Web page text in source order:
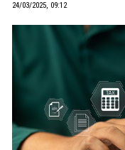
24/03/2025, 09:12